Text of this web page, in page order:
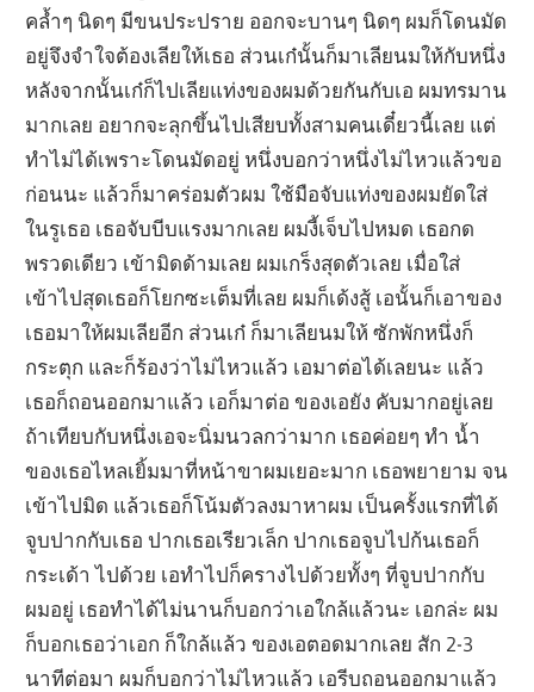
คล้ำๆ นิดๆ มีขนประปราย ออกจะบานๆ นิดๆ ผมก็โดนมัด
อยู่จึงจำใจต้องเลียให้เธอ ส่วนเก๋นั้นก็มาเลียนมให้กับหนึ่ง
หลังจากนั้นเก๋ก็ไปเลียแท่งของผมด้วยกันกับเอ ผมทรมาน
มากเลย อยากจะลุกขึ้นไปเสียบทั้งสามคนเดี๋ยวนี้เลย แต่
ทำไม่ได้เพราะโดนมัดอยู่ หนึ่งบอกว่าหนึ่งไม่ไหวแล้วขอ
ก่อนนะ แล้วก็มาคร่อมตัวผม ใช้มือจับแท่งของผมยัดใส่
ในรูเธอ เธอจับบีบแรงมากเลย ผมงี้เจ็บไปหมด เธอกด
พรวดเดียว เข้ามิดด้ามเลย ผมเกร็งสุดตัวเลย เมื่อใส่
เข้าไปสุดเธอก็โยกซะเต็มที่เลย ผมก็เด้งสู้ เอนั้นก็เอาของ
เธอมาให้ผมเลียอีก ส่วนเก๋ ก็มาเลียนมให้ ซักพักหนึ่งก็
กระตุก และก็ร้องว่าไม่ไหวแล้ว เอมาต่อได้เลยนะ แล้ว
เธอก็ถอนออกมาแล้ว เอก็มาต่อ ของเอยัง คับมากอยู่เลย
ถ้าเทียบกับหนึ่งเอจะนิ่มนวลกว่ามาก เธอค่อยๆ ทำ น้ำ
ของเธอไหลเยิ้มมาที่หน้าขาผมเยอะมาก เธอพยายาม จน
เข้าไปมิด แล้วเธอก็โน้มตัวลงมาหาผม เป็นครั้งแรกที่ได้
จูบปากกับเธอ ปากเธอเรียวเล็ก ปากเธอจูบไปก้นเธอก็
กระเด้า ไปด้วย เอทำไปก็ครางไปด้วยทั้งๆ ที่จูบปากกับ
ผมอยู่ เธอทำได้ไม่นานก็บอกว่าเอใกล้แล้วนะ เอกล่ะ ผม
ก็บอกเธอว่าเอก ก็ใกล้แล้ว ของเอตอดมากเลย สัก 2-3
นาทีต่อมา ผมก็บอกว่าไม่ไหวแล้ว เอรีบถอนออกมาแล้ว